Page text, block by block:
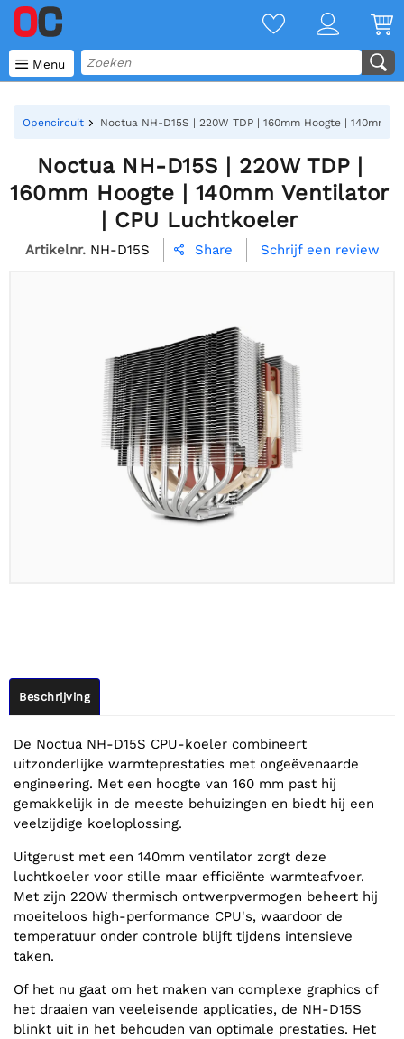
 Menu
Opencircuit Noctua NH-D15S | 220W TDP | 160mm Hoogte | 140mm
Noctua NH-D15S | 220W TDP |
160mm Hoogte | 140mm Ventilator
| CPU Luchtkoeler
Artikelnr. NH-D15S  Share Schrijf een review
Beschrijving
De Noctua NH-D15S CPU-koeler combineert
uitzonderlijke warmteprestaties met ongeëvenaarde
engineering. Met een hoogte van 160 mm past hij
gemakkelijk in de meeste behuizingen en biedt hij een
veelzijdige koeloplossing.
Uitgerust met een 140mm ventilator zorgt deze
luchtkoeler voor stille maar efficiënte warmteafvoer.
Met zijn 220W thermisch ontwerpvermogen beheert hij
moeiteloos high-performance CPU's, waardoor de
temperatuur onder controle blijft tijdens intensieve
taken.
Of het nu gaat om het maken van complexe graphics of
het draaien van veeleisende applicaties, de NH-D15S
blinkt uit in het behouden van optimale prestaties. Het